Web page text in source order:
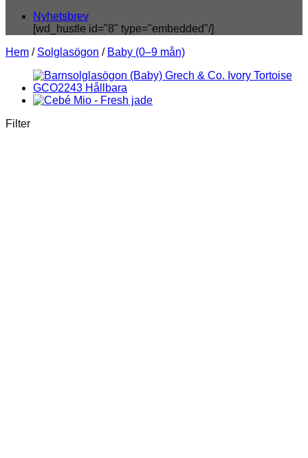
Nyhetsbrev
[wd_hustle id="8" type="embedded"/]
Hem / Solglasögon / Baby (0–9 mån)
Filter